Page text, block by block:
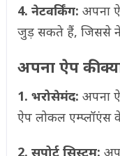
4. नेटवर्किंग: अपना
जुड़ सकते हैं, जिससे
अपना ऐप की
1. भरोसेमंद: अपना
ऐप लोकल एम्प्लॉएंस
2. सपोर्ट सिस्टम: